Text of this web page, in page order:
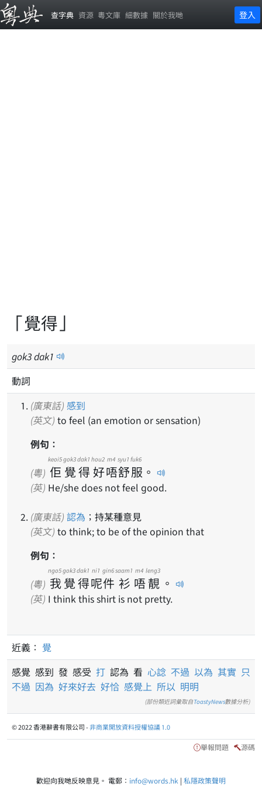
查字典 資源 粵文庫 細數據 關於我哋 登入
「覺得」
gok3dak1
動詞
(廣東話) 感到
(英文) to feel (an emotion or sensation)
例句：
(粵) 佢
keoi5
覺
gok3
得
dak1
好
hou2
唔
m4
舒
syu1
服
fuk6
。
(英) He/she does not feel good.
(廣東話) 認為 ；持某種意見
(英文) to think; to be of the opinion that
例句：
(粵) 我
ngo5
覺
gok3
得
dak1
呢
ni1
件
gin6
衫
saam1
唔
m4
靚
leng3
。
(英) I think this shirt is not pretty.
近義： 覺
感覺 感到 發 感受 打 認為 看 心諗 不過 以為 其實 只
不過 因為 好來好去 好恰 感覺上 所以 明明
(部份類近詞彙取自ToastyNews數據分析)
© 2022 香港辭書有限公司 -非商業開放資料授權協議 1.0
舉報問題 源碼
歡迎向我哋反映意見。 電郵： info@words.hk | 私隱政策聲明